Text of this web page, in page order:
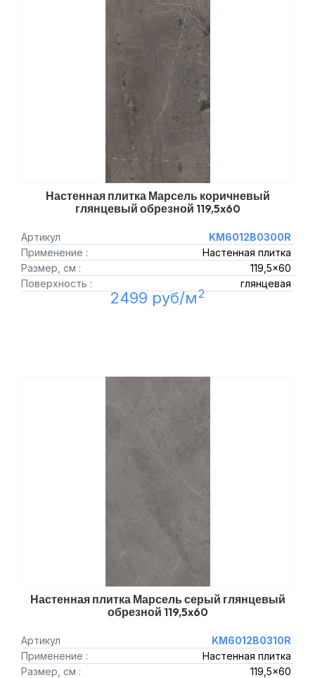
Настенная плитка Марсель коричневый
глянцевый обрезной 119,5x60
Артикул
KM6012B0300R
Применение :
Настенная плитка
Размер, см :
119,5x60
Поверхность :
глянцевая
2499 руб/м2
Настенная плитка Марсель серый глянцевый
обрезной 119,5x60
Артикул
KM6012B0310R
Применение :
Настенная плитка
Размер, см :
119,5x60